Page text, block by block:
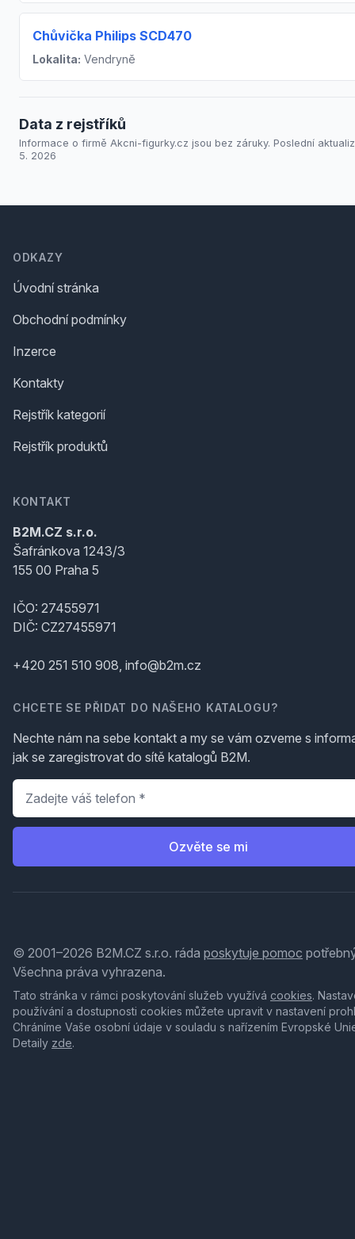
Chůvička Philips SCD470
Lokalita: Vendryně
Data z rejstříků
Informace o firmě Akcni-figurky.cz jsou bez záruky. Poslední
5. 2026
ODKAZY
Úvodní stránka
Obchodní podmínky
Inzerce
Kontakty
Rejstřík kategorií
Rejstřík produktů
KONTAKT
B2M.CZ s.r.o.
Šafránkova 1243/3
155 00 Praha 5
IČO: 27455971
DIČ: CZ27455971
+420 251 510 908, info@b2m.cz
CHCETE SE PŘIDAT DO NAŠEHO KATALOGU?
Nechte nám na sebe kontakt a my se vám ozveme s
jak se zaregistrovat do sítě katalogů B2M.
Telefon
Ozvěte se mi
© 2001–2026 B2M.CZ s.r.o. ráda poskytuje pomoc
Všechna práva vyhrazena.
Tato stránka v rámci poskytování služeb využívá cookies.
používání a dostupnosti cookies můžete upravit v nastavení
Chráníme Vaše osobní údaje v souladu s nařízením Evropské
Detaily zde.